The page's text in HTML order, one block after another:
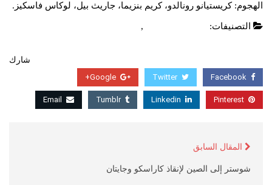
الهجوم: كريستيانو رونالدو، كريم بنزيما، جاريث بيل، لوكاس فاسكيز.
التصنيفات: ,
شارك
Facebook
Twitter
Google+
Pinterest
Linkedin
Tumblr
Email
المقال السابق
شوستر إلى الصين لإنقاذ كاراسكو وجايتان